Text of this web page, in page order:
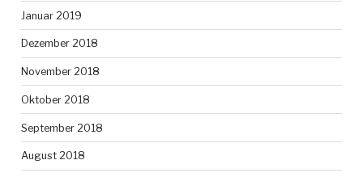
Januar 2019
Dezember 2018
November 2018
Oktober 2018
September 2018
August 2018